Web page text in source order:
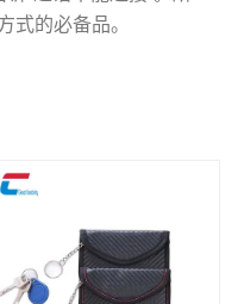
式的必备品。